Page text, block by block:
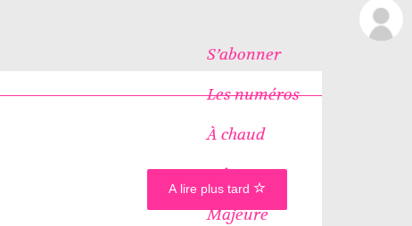
S’abonner
Les numéros
À chaud
Icônes
Majeure
A lire plus tard